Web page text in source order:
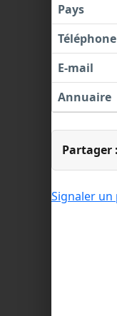
Pays
E-mail
Annuaire
Partager :
Signaler